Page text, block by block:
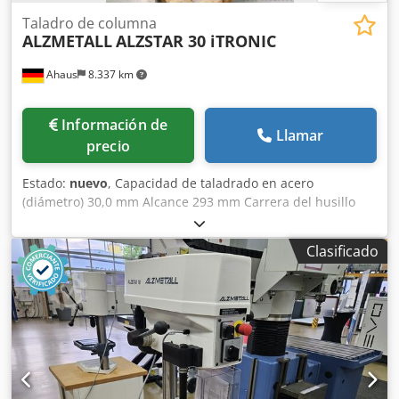
Ahaus 8.337 km
Taladro de columna
ALZMETALLALZSTAR 30 iTRONIC
Información de
precio
Llamar
Estado: nuevo, Capacidad de taladrado en acero
(diámetro) 30,0 mm Alcance 293 mm Carrera del husillo
140 mm Cono Morse 3 MK Mesa: 515 x 360 mm Velocidad
de giro 225 - 4300 rpm Diámetro de la columna 115 mm
Distancia husillo/mesa 132 / 724 mm Potencia del motor
1,0 / 1,6 kW Peso 260 kg Altura de la máquina 1790 mm
NUEVA SERIE DE MODELOS ALZMETALL Pantalla TFT LCD de
7” con función táctil: * Valor teórico de velocidad del
husillo * Indicación de velocidad real Csdsxaap Ajpfx
Acgjha * Indicador integrado de profundidad de taladrado
* Toma de punto cero mediante función táctil * Escala
virtual de profundidad de taladrado en la pantalla *
Clasificado